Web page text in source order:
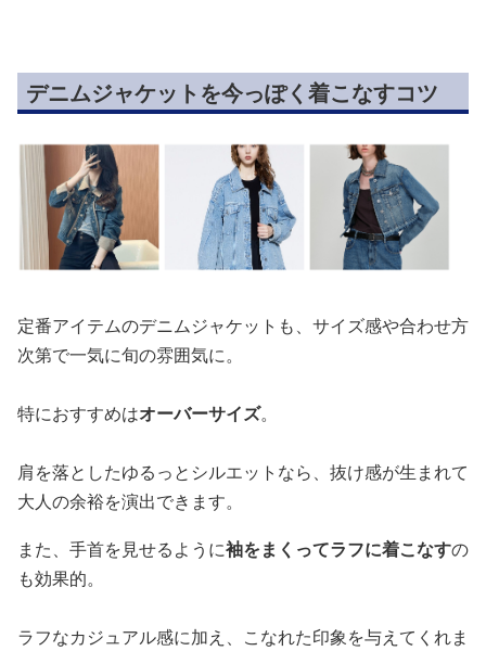
デニムジャケットを今っぽく着こなすコツ
定番アイテムのデニムジャケットも、サイズ感や合わせ方
次第で一気に旬の雰囲気に。
特におすすめはオーバーサイズ。
肩を落としたゆるっとシルエットなら、抜け感が生まれて
大人の余裕を演出できます。
また、手首を見せるように袖をまくってラフに着こなすの
も効果的。
ラフなカジュアル感に加え、こなれた印象を与えてくれま